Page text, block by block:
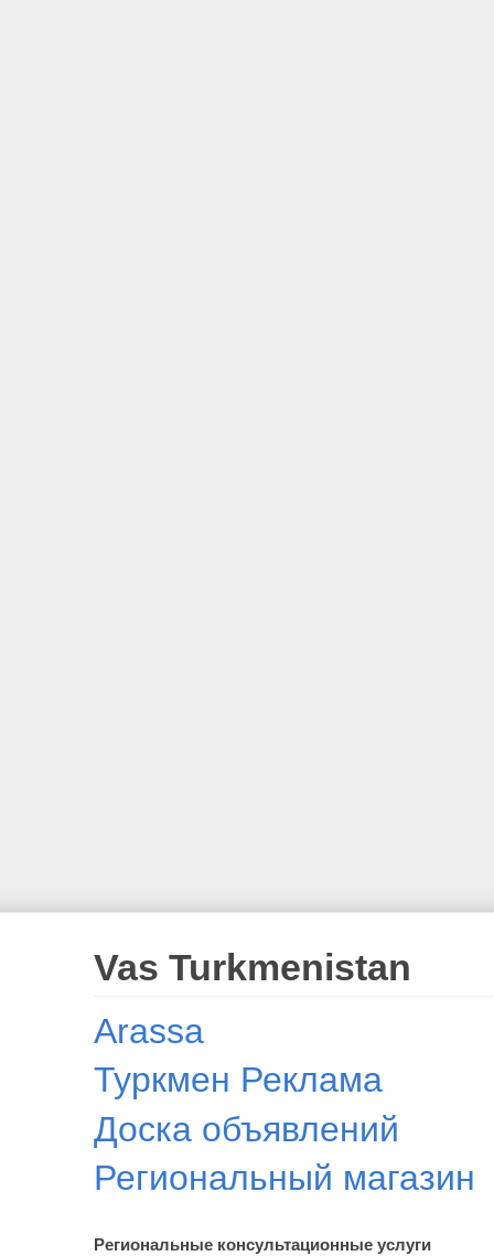
Vas Turkmenistan
Arassa
Туркмен Реклама
Доска объявлений
Региональный магазин
Региональные консультационные услуги